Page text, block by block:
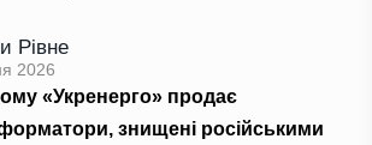
Рівне
2026
«Укренерго» продає
знищені російськими